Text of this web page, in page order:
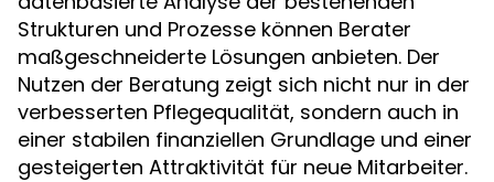
Strukturen und Prozesse können Berater
maßgeschneiderte Lösungen anbieten. Der
Nutzen der Beratung zeigt sich nicht nur in der
verbesserten Pflegequalität, sondern auch in
einer stabilen finanziellen Grundlage und einer
gesteigerten Attraktivität für neue Mitarbeiter.